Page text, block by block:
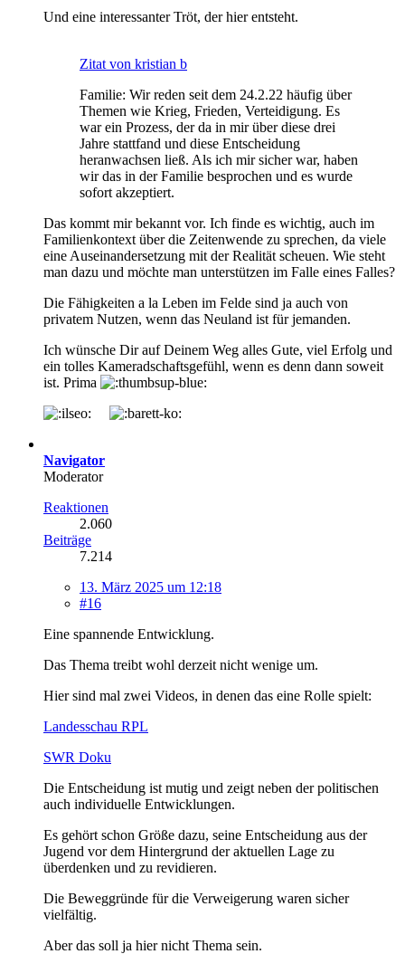
Und eine interessanter Tröt, der hier entsteht.
Zitat von kristian b
Familie: Wir reden seit dem 24.2.22 häufig über
Themen wie Krieg, Frieden, Verteidigung. Es
war ein Prozess, der da in mir über diese drei
Jahre stattfand und diese Entscheidung
heranwachsen ließ. Als ich mir sicher war, haben
wir das in der Familie besprochen und es wurde
sofort akzeptiert.
Das kommt mir bekannt vor. Ich finde es wichtig, auch im
Familienkontext über die Zeitenwende zu sprechen, da viele
eine Auseinandersetzung mit der Realität scheuen. Wie steht
man dazu und möchte man unterstützen im Falle eines Falles?
Die Fähigkeiten a la Leben im Felde sind ja auch von
privatem Nutzen, wenn das Neuland ist für jemanden.
Ich wünsche Dir auf Deinem Weg alles Gute, viel Erfolg und
ein tolles Kameradschaftsgefühl, wenn es denn dann soweit
ist. Prima
Navigator
Moderator
Reaktionen
2.060
Beiträge
7.214
13. März 2025 um 12:18
#16
Eine spannende Entwicklung.
Das Thema treibt wohl derzeit nicht wenige um.
Hier sind mal zwei Videos, in denen das eine Rolle spielt:
Landesschau RPL
SWR Doku
Die Entscheidung ist mutig und zeigt neben der politischen
auch individuelle Entwicklungen.
Es gehört schon Größe dazu, seine Entscheidung aus der
Jugend vor dem Hintergrund der aktuellen Lage zu
überdenken und zu revidieren.
Die Beweggründe für die Verweigerung waren sicher
vielfältig.
Aber das soll ja hier nicht Thema sein.